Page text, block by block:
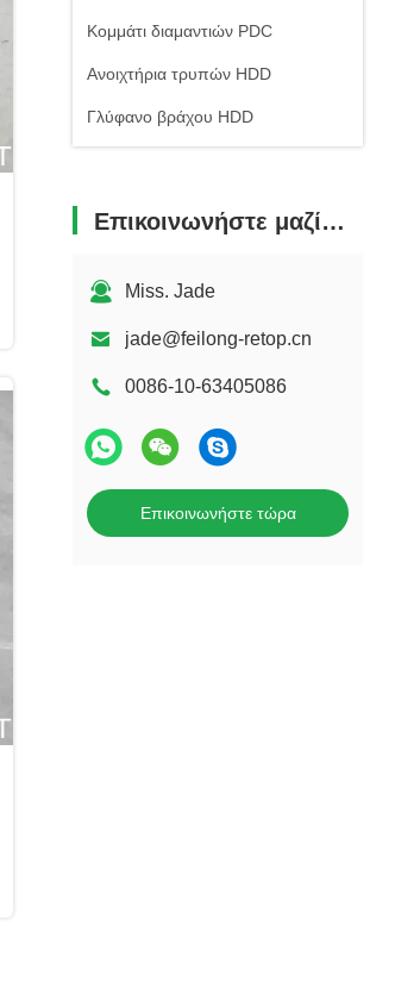
Κομμάτι διαμαντιών PDC
Ανοιχτήρια τρυπών HDD
Γλύφανο βράχου HDD
Επικοινωνήστε μαζί μας
Miss. Jade
jade@feilong-retop.cn
0086-10-63405086
Επικοινωνήστε τώρα